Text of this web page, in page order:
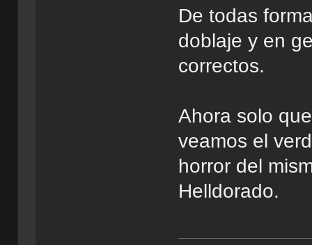
De todas
doblaje y en
correctos.
Ahora solo
veamos el
horror del
Helldorado.